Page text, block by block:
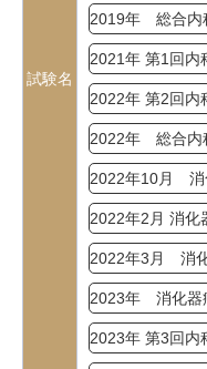
試験名
2019年 総合内
2021年 第1回内
2022年 第2回内
2022年 総合内
2022年10月 消
2022年2月 消化
2022年3月 消
2023年 消化器
2023年 第3回内